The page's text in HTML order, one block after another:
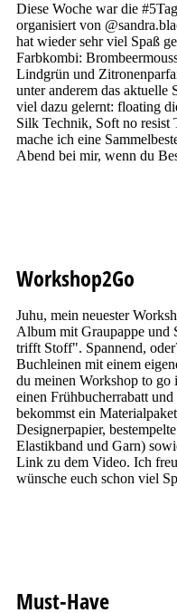
Diese Woche war die
organisiert von
hat wieder sehr viel Spaß
Farbkombi:
Lindgrün und
unter anderem das aktuelle
viel dazu gelernt: floating
Silk Technik, Soft no resist
mache ich eine
Abend bei mir, wenn du
Workshop2Go
Juhu, mein neuester
Album mit Graupappe und
trifft Stoff". Spannend,
Buchleinen mit einem
du meinen Workshop to go
einen Frühbucherrabatt
bekommst ein
Designerpapier,
Elastikband und Garn)
Link zu dem Video. Ich
wünsche euch schon viel
Must-Have